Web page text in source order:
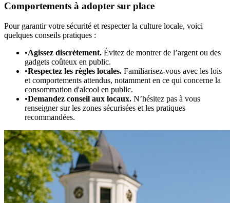
Comportements à adopter sur place
Pour garantir votre sécurité et respecter la culture locale, voici
quelques conseils pratiques :
•Agissez discrètement. Évitez de montrer de l’argent ou des
gadgets coûteux en public.
•Respectez les règles locales. Familiarisez-vous avec les lois
et comportements attendus, notamment en ce qui concerne la
consommation d'alcool en public.
•Demandez conseil aux locaux. N’hésitez pas à vous
renseigner sur les zones sécurisées et les pratiques
recommandées.